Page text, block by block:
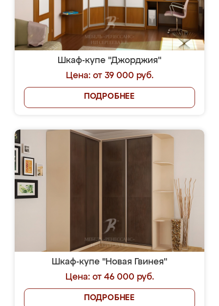
Шкаф-купе "Джорджия"
Цена: от 39 000 руб.
ПОДРОБНЕЕ
Шкаф-купе "Новая Гвинея"
Цена: от 46 000 руб.
ПОДРОБНЕЕ